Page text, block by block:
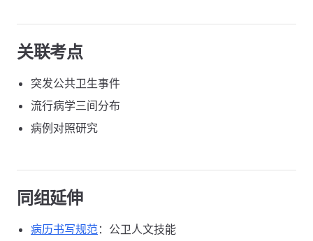
关联考点
突发公共卫生事件
流行病学三间分布
病例对照研究
同组延伸
病历书写规范：公卫人文技能